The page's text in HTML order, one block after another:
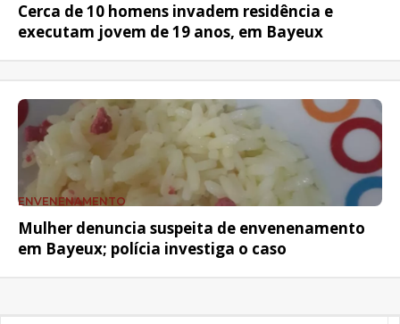
Cerca de 10 homens invadem residência e
executam jovem de 19 anos, em Bayeux
ENVENENAMENTO
Mulher denuncia suspeita de envenenamento
em Bayeux; polícia investiga o caso